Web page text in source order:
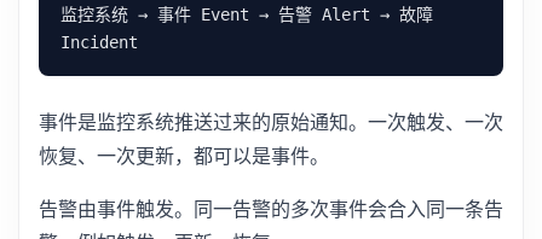
监控系统 → 事件 Event → 告警 Alert → 故障
事件是监控系统推送过来的原始通知。一次触发、一次
恢复、一次更新，都可以是事件。
告警由事件触发。同一告警的多次事件会合入同一条告